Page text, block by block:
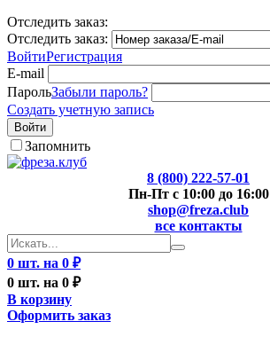
Отследить заказ:
Отследить заказ:
ВойтиРегистрация
E-mail
ПарольЗабыли пароль?
Создать учетную запись
Войти
Запомнить
8 (800) 222-57-01
Пн-Пт с 10:00 до 16:00
shop@freza.club
все контакты
0 шт. на 0 ₽
0 шт. на 0 ₽
В корзину
Оформить заказ